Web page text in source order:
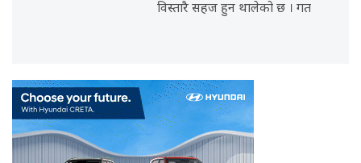
विस्तारै सहज हुन थालेको छ । गत